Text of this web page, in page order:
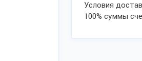
Условия
100% суммы